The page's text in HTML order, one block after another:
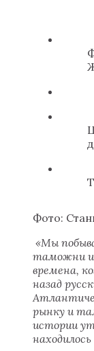
Фото:
«Мы
таможни и
времена,
назад
рынку и
истории